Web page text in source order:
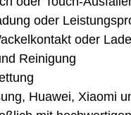
oder
oder
Reinigung
Huawei, Xiaomi